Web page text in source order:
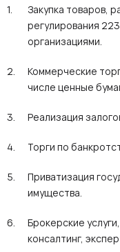
Закупка товаров,
регулирования
организациями.
Коммерческие
числе ценные
Реализация
Торги по
Приватизация
имущества.
Брокерские
консалтинг,